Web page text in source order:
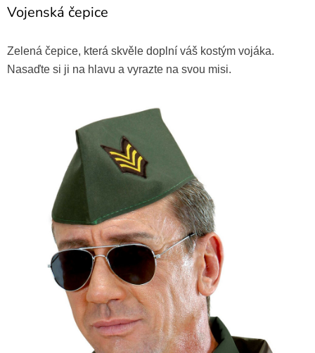
Vojenská čepice
Zelená čepice, která skvěle doplní váš kostým vojáka.
Nasaďte si ji na hlavu a vyrazte na svou misi.